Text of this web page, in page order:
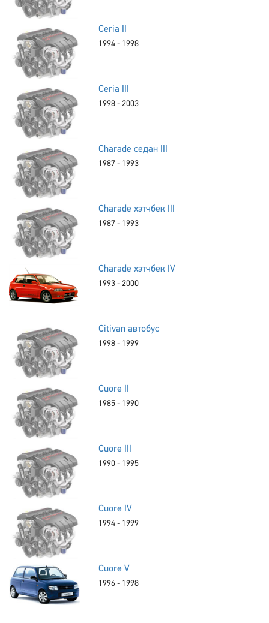
Ceria II
1994 - 1998
Ceria III
1998 - 2003
Charade седан III
1987 - 1993
Charade хэтчбек III
1987 - 1993
Charade хэтчбек IV
1993 - 2000
Citivan автобус
1998 - 1999
Cuore II
1985 - 1990
Cuore III
1990 - 1995
Cuore IV
1994 - 1999
Cuore V
1996 - 1998